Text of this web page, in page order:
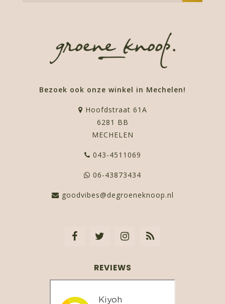
Bezoek ook onze winkel in Mechelen!
Hoofdstraat 61A
6281 BB
MECHELEN
043-4511069
06-43873434
goodvibes@degroeneknoop.nl
REVIEWS